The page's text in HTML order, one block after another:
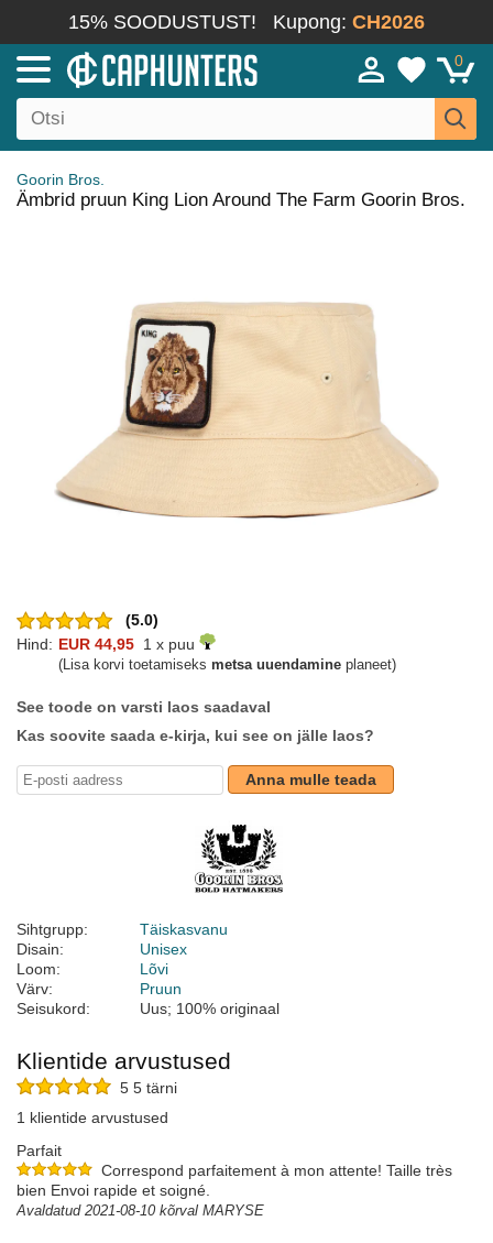
15% SOODUSTUST! Kupong: CH2026
0
Goorin Bros.
Ämbrid pruun King Lion Around The Farm Goorin Bros.
(5.0)
Hind: EUR 44,95 1 x puu
(Lisa korvi toetamiseks metsa uuendamine planeet)
See toode on varsti laos saadaval
Kas soovite saada e-kirja, kui see on jälle laos?
Anna mulle teada
Sihtgrupp:
Täiskasvanu
Disain:
Unisex
Loom:
Lõvi
Värv:
Pruun
Seisukord:
Uus; 100% originaal
Klientide arvustused
5 5 tärni
1 klientide arvustused
Parfait
Correspond parfaitement à mon attente! Taille très
bien Envoi rapide et soigné.
Avaldatud 2021-08-10 kõrval MARYSE